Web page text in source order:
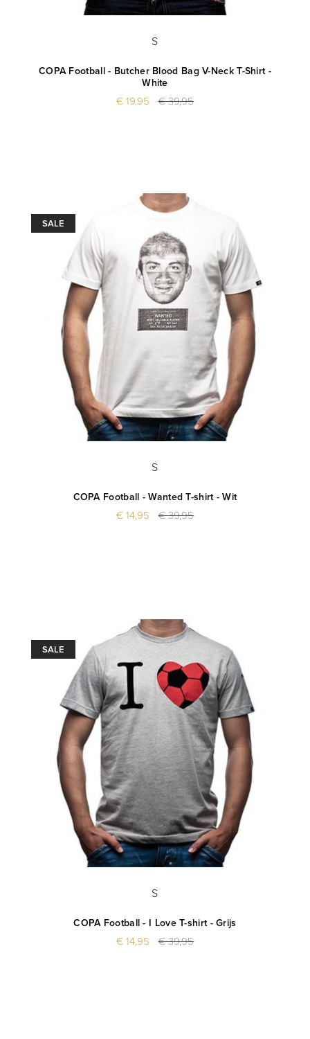
S
COPA Football - Butcher Blood Bag V-Neck T-Shirt -
White
€ 19,95 € 39,95
SALE
S
COPA Football - Wanted T-shirt - Wit
€ 14,95 € 39,95
SALE
S
COPA Football - I Love T-shirt - Grijs
€ 14,95 € 39,95